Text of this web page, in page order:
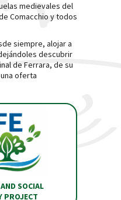
medievales del
Comacchio y todos
siempre, alojar a
descubrir
de Ferrara, de su
oferta
SOCIAL
PROJECT